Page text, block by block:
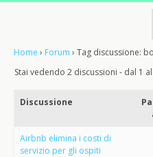
Home › Forum › Tag discussione:
Stai vedendo 2 discussioni - dal 1
Discussione
Airbnb elimina i costi di
servizio per gli ospiti